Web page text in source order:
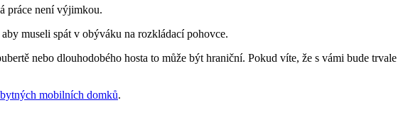
práce není výjimkou.
museli spát v obýváku na rozkládací pohovce.
nebo dlouhodobého hosta to může být hraniční. Pokud víte, že s vámi bude trvale
mobilních domků.